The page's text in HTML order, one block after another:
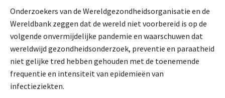
Onderzoekers van de Wereldgezondheidsorganisatie en de
Wereldbank zeggen dat de wereld niet voorbereid is op de
volgende onvermijdelijke pandemie en waarschuwen dat
wereldwijd gezondheidsonderzoek, preventie en paraatheid
niet gelijke tred hebben gehouden met de toenemende
frequentie en intensiteit van epidemieën van
infectieziekten.